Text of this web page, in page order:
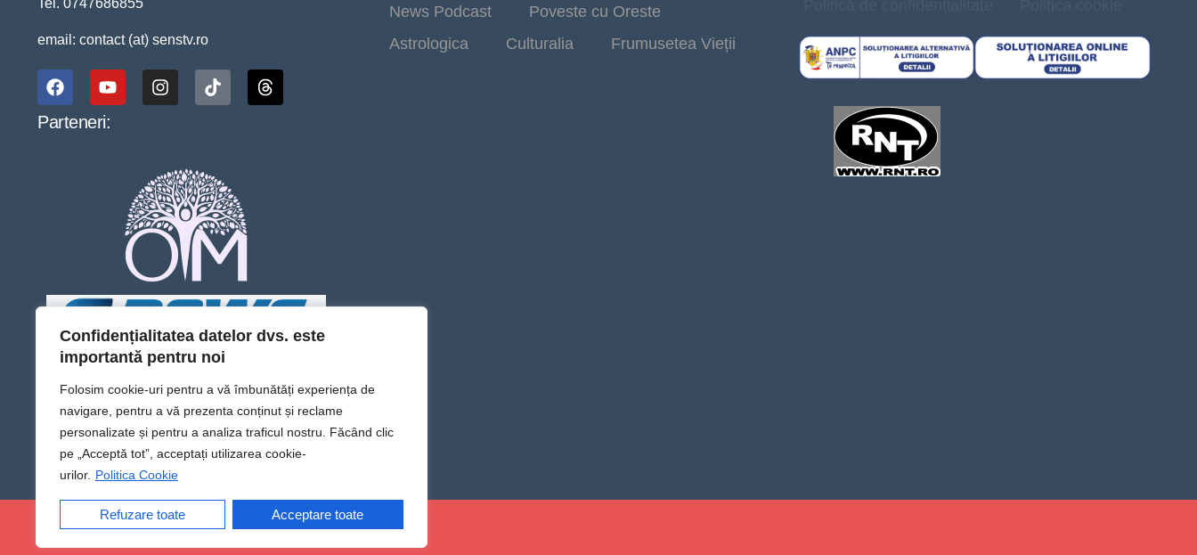
Confidențialitatea datelor dvs. este
importantă pentru noi
Folosim cookie-uri pentru a vă îmbunătăți experiența de
navigare, pentru a vă prezenta conținut și reclame
personalizate și pentru a analiza traficul nostru. Făcând clic
pe „Acceptă tot”, acceptați utilizarea cookie-
urilor. Politica Cookie
Refuzare toate Acceptare toate
Tel. 0747686855
email: contact (at) senstv.ro
Parteneri:
News Podcast
Poveste cu Oreste
Astrologica
Culturalia Frumusetea Vieții
@Sens TV | Dă sens omului din tine!